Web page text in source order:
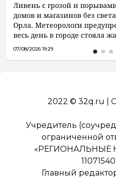
Ливень с грозой и
домов и магазинов без
Орла. Метеорологи
весь день в городе стояла
07/08/2026 19:29
2022 © 32q.ru |
Учредитель
ограниченной
«РЕГИОНАЛЬНЫЕ
Главный